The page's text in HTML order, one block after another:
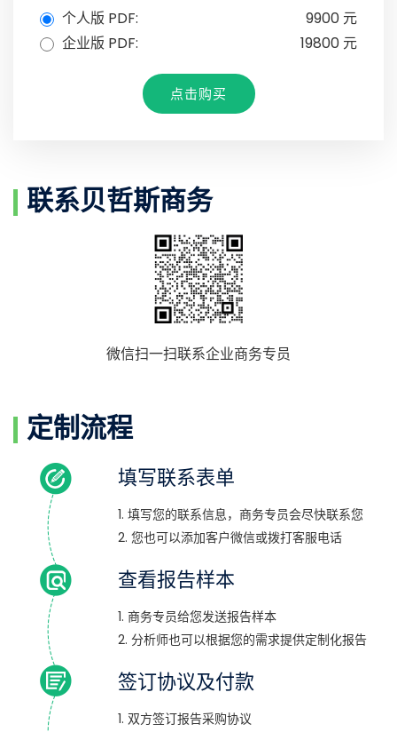
个人版 PDF:
9900 元
企业版 PDF:
19800 元
点击购买
联系贝哲斯商务
微信扫一扫联系企业商务专员
定制流程
填写联系表单
1. 填写您的联系信息，商务专员会尽快联系您
2. 您也可以添加客户微信或拨打客服电话
查看报告样本
1. 商务专员给您发送报告样本
2. 分析师也可以根据您的需求提供定制化报告
签订协议及付款
1. 双方签订报告采购协议